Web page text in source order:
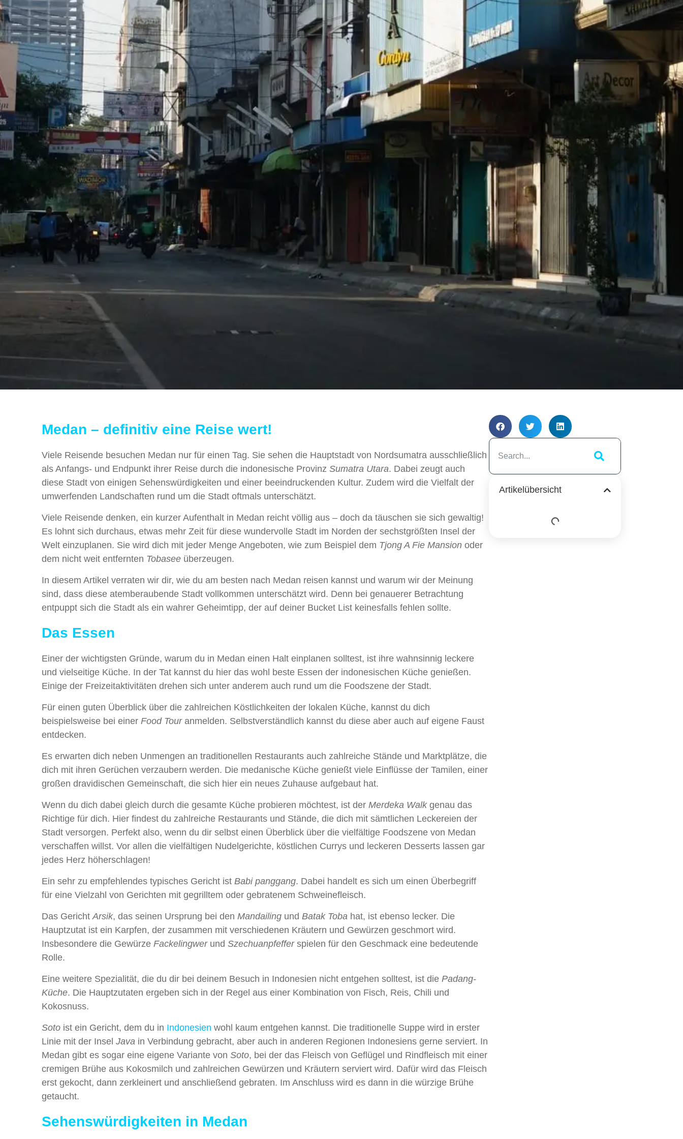
Medan – definitiv eine Reise wert!
Viele Reisende besuchen Medan nur für einen Tag. Sie sehen die Hauptstadt von Nordsumatra ausschließlich
als Anfangs- und Endpunkt ihrer Reise durch die indonesische Provinz Sumatra Utara. Dabei zeugt auch
diese Stadt von einigen Sehenswürdigkeiten und einer beeindruckenden Kultur. Zudem wird die Vielfalt der
umwerfenden Landschaften rund um die Stadt oftmals unterschätzt.
Viele Reisende denken, ein kurzer Aufenthalt in Medan reicht völlig aus – doch da täuschen sie sich gewaltig!
Es lohnt sich durchaus, etwas mehr Zeit für diese wundervolle Stadt im Norden der sechstgrößten Insel der
Welt einzuplanen. Sie wird dich mit jeder Menge Angeboten, wie zum Beispiel dem Tjong A Fie Mansion oder
dem nicht weit entfernten Tobasee überzeugen.
In diesem Artikel verraten wir dir, wie du am besten nach Medan reisen kannst und warum wir der Meinung
sind, dass diese atemberaubende Stadt vollkommen unterschätzt wird. Denn bei genauerer Betrachtung
entpuppt sich die Stadt als ein wahrer Geheimtipp, der auf deiner Bucket List keinesfalls fehlen sollte.
Das Essen
Einer der wichtigsten Gründe, warum du in Medan einen Halt einplanen solltest, ist ihre wahnsinnig leckere
und vielseitige Küche. In der Tat kannst du hier das wohl beste Essen der indonesischen Küche genießen.
Einige der Freizeitaktivitäten drehen sich unter anderem auch rund um die Foodszene der Stadt.
Für einen guten Überblick über die zahlreichen Köstlichkeiten der lokalen Küche, kannst du dich
beispielsweise bei einer Food Touranmelden. Selbstverständlich kannst du diese aber auch auf eigene Faust
entdecken.
Es erwarten dich neben Unmengen an traditionellen Restaurants auch zahlreiche Stände und Marktplätze, die
dich mit ihren Gerüchen verzaubern werden. Die medanische Küche genießt viele Einflüsse der Tamilen, einer
großen dravidischen Gemeinschaft, die sich hier ein neues Zuhause aufgebaut hat.
Wenn du dich dabei gleich durch die gesamte Küche probieren möchtest, ist der Merdeka Walkgenau das
Richtige für dich. Hier findest du zahlreiche Restaurants und Stände, die dich mit sämtlichen Leckereien der
Stadt versorgen. Perfekt also, wenn du dir selbst einen Überblick über die vielfältige Foodszene von Medan
verschaffen willst. Vor allen die vielfältigen Nudelgerichte, köstlichen Currys und leckeren Desserts lassen gar
jedes Herz höherschlagen!
Ein sehr zu empfehlendes typisches Gericht ist Babi panggang. Dabei handelt es sich um einen Überbegriff
für eine Vielzahl von Gerichten mit gegrilltem oder gebratenem Schweinefleisch.
Das GerichtArsik, das seinen Ursprung bei den Mandailing und Batak Toba hat, ist ebenso lecker. Die
Hauptzutat ist ein Karpfen, der zusammen mit verschiedenen Kräutern und Gewürzen geschmort wird.
Insbesondere die Gewürze Fackelingwerund Szechuanpfeffer spielen für den Geschmack eine bedeutende
Rolle.
Eine weitere Spezialität, die du dir bei deinem Besuch in Indonesien nicht entgehen solltest, ist die Padang-
Küche. Die Hauptzutaten ergeben sich in der Regel aus einer Kombination von Fisch, Reis, Chili und
Kokosnuss.
Soto ist ein Gericht, dem du in Indonesien wohl kaum entgehen kannst. Die traditionelle Suppe wird in erster
Linie mit der Insel Java in Verbindung gebracht, aber auch in anderen Regionen Indonesiens gerne serviert. In
Medan gibt es sogar eine eigene Variante von Soto, bei der das Fleisch von Geflügel und Rindfleisch mit einer
cremigen Brühe aus Kokosmilch und zahlreichen Gewürzen und Kräutern serviert wird. Dafür wird das Fleisch
erst gekocht, dann zerkleinert und anschließend gebraten. Im Anschluss wird es dann in die würzige Brühe
getaucht.
Sehenswürdigkeiten in Medan
Artikelübersicht